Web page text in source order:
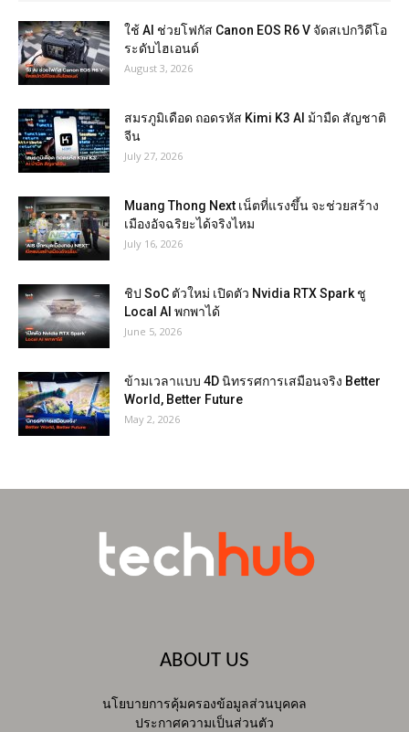
ใช้ AI ช่วยโฟกัส Canon EOS R6 V จัดสเปกวิดีโอ
ระดับไฮเอนด์
August 3, 2026
สมรภูมิเดือด ถอดรหัส Kimi K3 AI ม้ามืด สัญชาติ
จีน
July 27, 2026
Muang Thong Next เน็ตที่แรงขึ้น จะช่วยสร้าง
เมืองอัจฉริยะได้จริงไหม
July 16, 2026
ชิป SoC ตัวใหม่ เปิดตัว Nvidia RTX Spark ชู
Local AI พกพาได้
June 5, 2026
ข้ามเวลาแบบ 4D นิทรรศการเสมือนจริง Better
World, Better Future
May 2, 2026
ABOUT US
นโยบายการคุ้มครองข้อมูลส่วนบุคคล
ประกาศความเป็นส่วนตัว